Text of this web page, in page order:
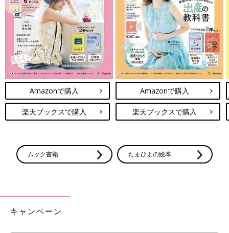
Amazonで購入
楽天ブックスで購入
Amazonで購入
楽天ブックスで購入
ムック書籍 たまひよの絵本
キャンペーン